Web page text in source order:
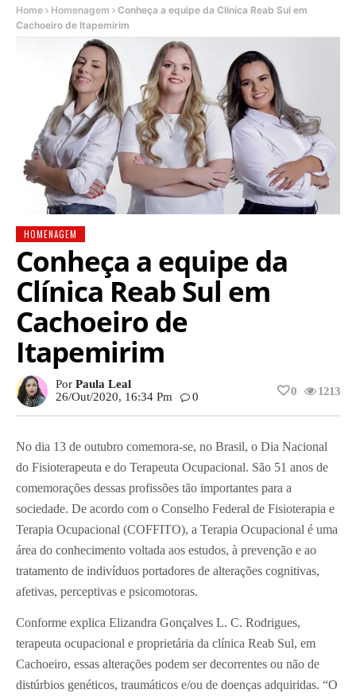
Home Homenagem
Conheça a equipe da Clínica Reab Sul em
Cachoeiro de Itapemirim
HOMENAGEM
Conheça a equipe da
Clínica Reab Sul em
Cachoeiro de
Itapemirim
Por Paula Leal
26/out/2020, 16:34 Pm
0 1213
0
No dia 13 de outubro comemora-se, no Brasil, o Dia Nacional
do Fisioterapeuta e do Terapeuta Ocupacional. São 51 anos de
comemorações dessas profissões tão importantes para a
sociedade. De acordo com o Conselho Federal de Fisioterapia e
Terapia Ocupacional (COFFITO), a Terapia Ocupacional é uma
área do conhecimento voltada aos estudos, à prevenção e ao
tratamento de indivíduos portadores de alterações cognitivas,
afetivas, perceptivas e psicomotoras.
Conforme explica Elizandra Gonçalves L. C. Rodrigues,
terapeuta ocupacional e proprietária da clínica Reab Sul, em
Cachoeiro, essas alterações podem ser decorrentes ou não de
distúrbios genéticos, traumáticos e/ou de doenças adquiridas. “O